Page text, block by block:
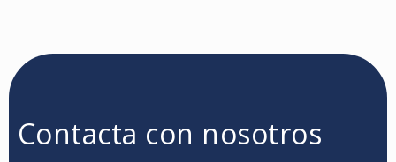
Contacta con nosotros